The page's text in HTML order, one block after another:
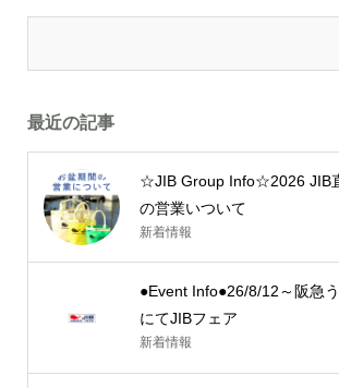
最近の記事
☆JIB Group Info☆2026 JIB
の営業いついて
新着情報
●Event Info●26/8/12～阪急
にてJIBフェア
新着情報